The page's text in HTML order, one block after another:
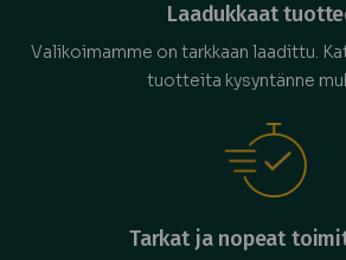
Laadukkaat
Valikoimamme on tarkkaan laadittu.
tuotteita kysyntänne
Tarkat ja nopeat